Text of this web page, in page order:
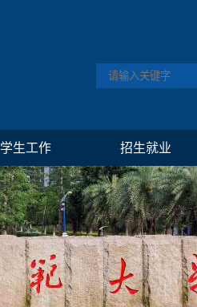
学生工作 招生就业